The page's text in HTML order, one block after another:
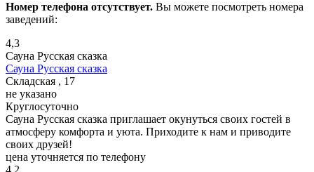
Номер телефона отсутствует. Вы можете посмотреть номера
заведений:
4,3
Сауна Русская сказка
Сауна Русская сказка
Складская , 17
не указано
Круглосуточно
Сауна Русская сказка приглашает окунуться своих гостей в
атмосферу комфорта и уюта. Приходите к нам и приводите
своих друзей!
цена уточняется по телефону
4,2